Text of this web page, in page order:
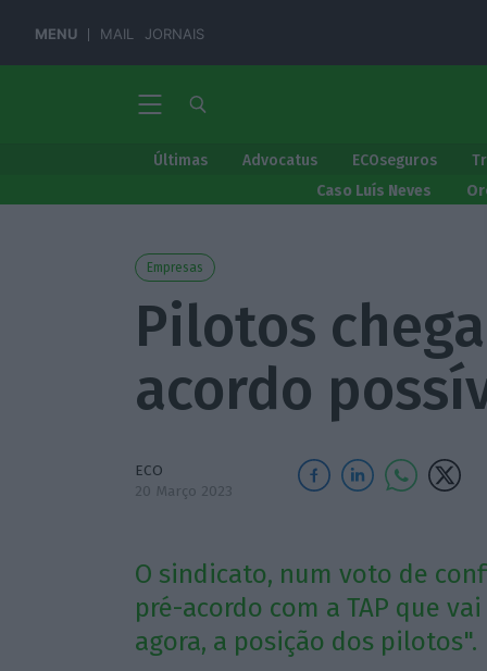
MENU MAIL JORNAIS
Últimas Advocatus ECOseguros
Caso Luís Neves
Empresas
Pilotos
acordo
ECO
20 Março 2023
O sindicato, num voto de
pré-acordo com a TAP que
agora, a posição dos pilotos".